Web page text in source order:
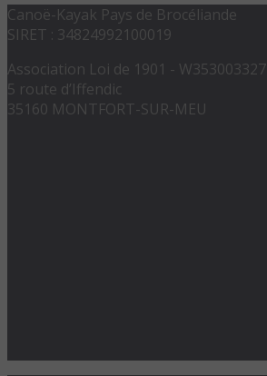
Canoë-Kayak Pays de Brocéliande
SIRET : 34824992100019
Association Loi de 1901 - W353003327
5 route d’Iffendic
35160 MONTFORT-SUR-MEU